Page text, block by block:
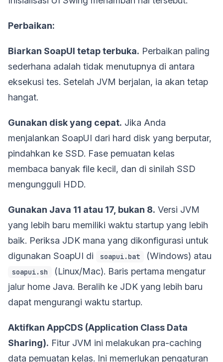
Perbaikan:
Biarkan SoapUI tetap terbuka. Perbaikan paling
sederhana adalah tidak menutupnya di antara
eksekusi tes. Setelah JVM berjalan, ia akan tetap
hangat.
Gunakan disk yang cepat. Jika Anda
menjalankan SoapUI dari hard disk yang berputar,
pindahkan ke SSD. Fase pemuatan kelas
membaca banyak file kecil, dan di sinilah SSD
mengungguli HDD.
Gunakan Java 11 atau 17, bukan 8. Versi JVM
yang lebih baru memiliki waktu startup yang lebih
baik. Periksa JDK mana yang dikonfigurasi untuk
digunakan SoapUI di
soapui.bat (Windows) atau
soapui.sh
(Linux/Mac). Baris pertama mengatur
jalur home Java. Beralih ke JDK yang lebih baru
dapat mengurangi waktu startup.
Aktifkan AppCDS (Application Class Data
Sharing). Fitur JVM ini melakukan pra-caching
data pemuatan kelas. Ini memerlukan pengaturan